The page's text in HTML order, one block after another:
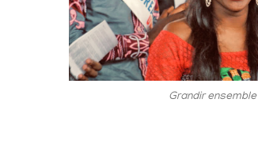
Grandir ensemble